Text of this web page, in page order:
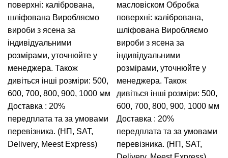
поверхні: калібрована,
шліфована Виробляємо
вироби з ясена за
індивідуальними
розмірами, уточнюйте у
менеджера. Також
дивіться інші розміри: 500,
600, 700, 800, 900, 1000 мм
Доставка : 20%
передплата та за умовами
перевізника. (НП, SAT,
Delivery, Meest Express)
масловіском Обробка
поверхні: калібрована,
шліфована Виробляємо
вироби з ясена за
індивідуальними
розмірами, уточнюйте у
менеджера. Також
дивіться інші розміри: 500,
600, 700, 800, 900, 1000 мм
Доставка : 20%
передплата та за умовами
перевізника. (НП, SAT,